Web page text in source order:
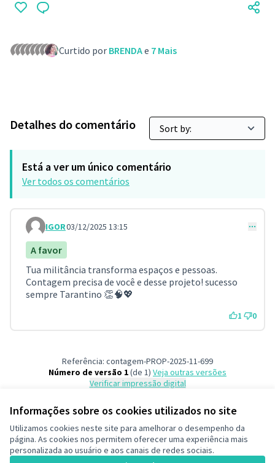
Informações sobre os cookies utilizados no site
Utilizamos cookies neste site para amelhorar o desempenho da
página. As cookies nos permitem oferecer uma experiência mais
personalizada ao usuário e aos canais de redes sociais.
Curtido por BRENDAe 7 Mais
Detalhes do comentário
Está a ver um único comentário
Ver todos os comentários
Comment 151
IGOR03/12/2025 13:15
A favor
Tua militância transforma espaços e pessoas.
Contagem precisa de você e desse projeto! sucesso
sempre Tarantino 👏🧠💖
1 0
Referência: contagem-PROP-2025-11-699
Número de versão 1(de 1)
veja outras versões
Verificar impressão digital
Termos de serviço
Configurações de cookies
Decide Contagem no Instagram
(Link externo)